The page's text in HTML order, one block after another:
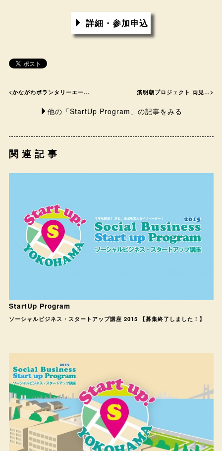
詳細・参加申込
<かながわボランタリーエー… 濱明朝プロジェクト 両見… >
他の「StartUp Program」の記事をみる
関連記事
StartUp Program
ソーシャルビジネス・スタートアップ講座 2015 【募集終了しました！】